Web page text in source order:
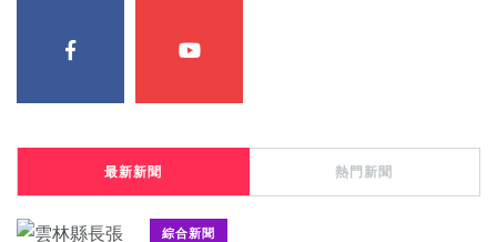
最新新聞 熱門新聞
綜合新聞